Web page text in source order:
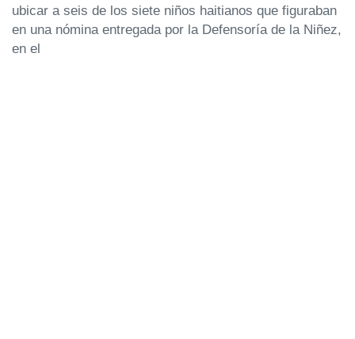
ubicar a seis de los siete niños haitianos que figuraban
en una nómina entregada por la Defensoría de la Niñez,
en el